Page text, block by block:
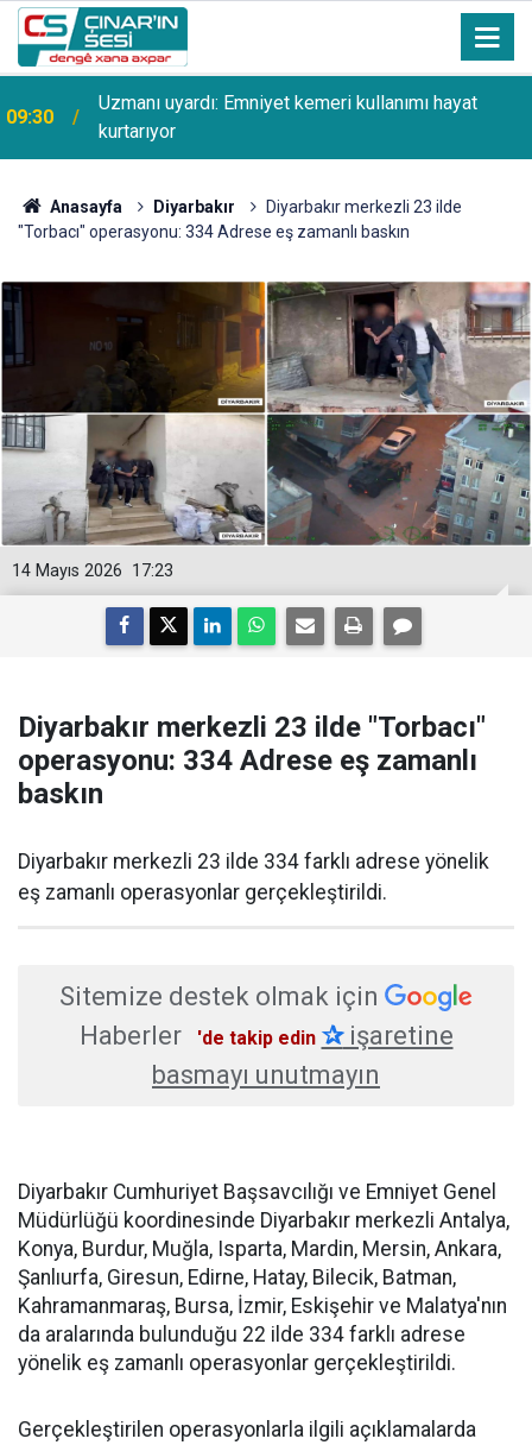
09:30
Uzmanı uyardı: Emniyet kemeri kullanımı hayat
kurtarıyor
Anasayfa Diyarbakır
Diyarbakır merkezli 23 ilde
"Torbacı" operasyonu: 334 Adrese eş zamanlı baskın
17:23
14 Mayıs 2026
Diyarbakır merkezli 23 ilde "Torbacı"
operasyonu: 334 Adrese eş zamanlı
baskın
Diyarbakır merkezli 23 ilde 334 farklı adrese yönelik
eş zamanlı operasyonlar gerçekleştirildi.
Sitemize destek olmak için
Haberler
'de takip edin ✰işaretine
basmayı unutmayın
Diyarbakır Cumhuriyet Başsavcılığı ve Emniyet Genel
Müdürlüğü koordinesinde Diyarbakır merkezli Antalya,
Konya, Burdur, Muğla, Isparta, Mardin, Mersin, Ankara,
Şanlıurfa, Giresun, Edirne, Hatay, Bilecik, Batman,
Kahramanmaraş, Bursa, İzmir, Eskişehir ve Malatya'nın
da aralarında bulunduğu 22 ilde 334 farklı adrese
yönelik eş zamanlı operasyonlar gerçekleştirildi.
Gerçekleştirilen operasyonlarla ilgili açıklamalarda